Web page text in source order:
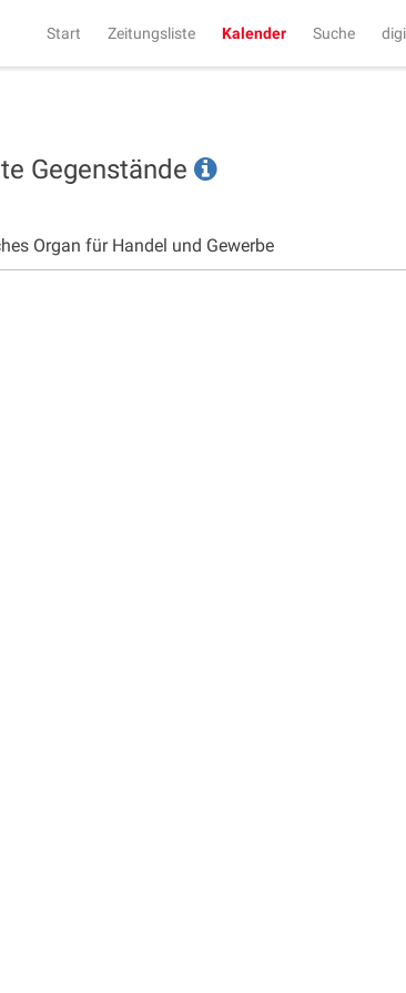
Start Zeitungsliste Kalender Suche
Gegenstände
Organ für Handel und Gewerbe